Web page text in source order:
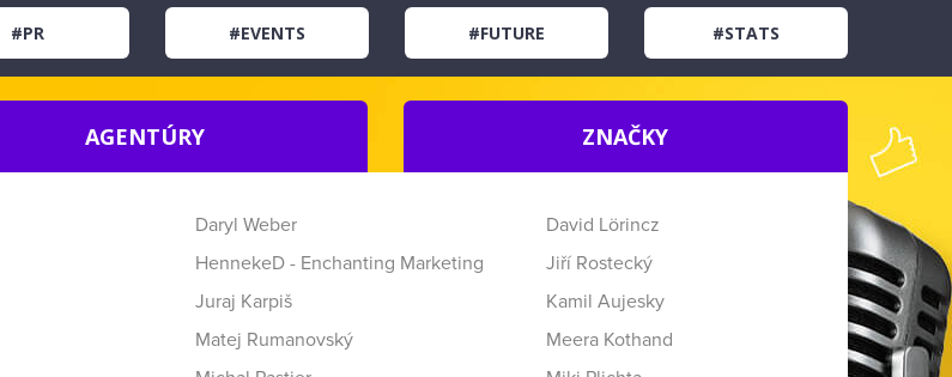
#PR #EVENTS #FUTURE #STATS
AGENTÚRY ZNAČKY
Daryl Weber
David Lörincz
HennekeD - Enchanting Marketing
Jiří Rostecký
Juraj Karpiš
Kamil Aujesky
Matej Rumanovský
Meera Kothand